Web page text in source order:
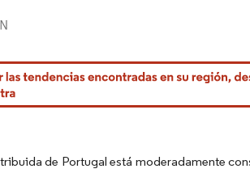
atribución según CC BY 4.0.
de Portugal está moderadamente